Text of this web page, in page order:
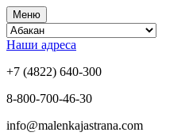
Меню
Наши адреса
+7 (4822) 640-300
8-800-700-46-30
info@malenkajastrana.com